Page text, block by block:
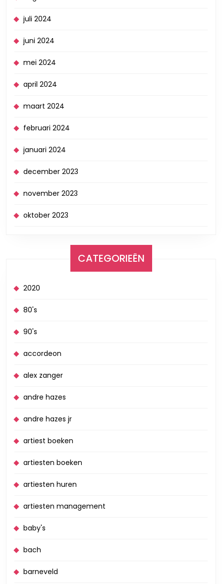
juli 2024
juni 2024
mei 2024
april 2024
maart 2024
februari 2024
januari 2024
december 2023
november 2023
oktober 2023
CATEGORIEËN
2020
80's
90's
accordeon
alex zanger
andre hazes
andre hazes jr
artiest boeken
artiesten boeken
artiesten huren
artiesten management
baby's
bach
barneveld